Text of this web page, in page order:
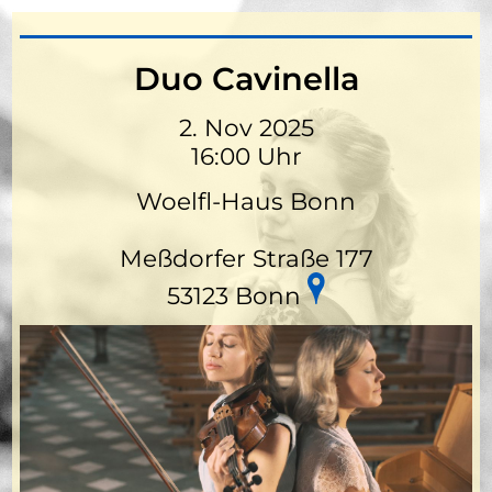
Duo Cavinella
2. Nov 2025
16:00 Uhr
Woelfl-Haus Bonn
Meßdorfer Straße 177
53123 Bonn